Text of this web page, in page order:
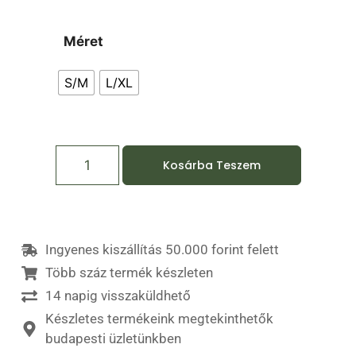
Méret
S/M L/XL
Kosárba Teszem
Ingyenes kiszállítás 50.000 forint felett
Több száz termék készleten
14 napig visszaküldhető
Készletes termékeink megtekinthetők
budapesti üzletünkben